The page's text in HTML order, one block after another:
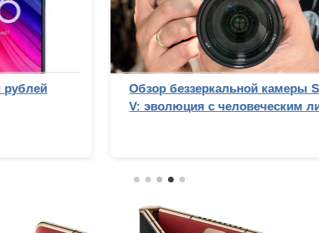
Обзор беззеркальной камеры Sony Alpha 7
V: эволюция с человеческим лицом